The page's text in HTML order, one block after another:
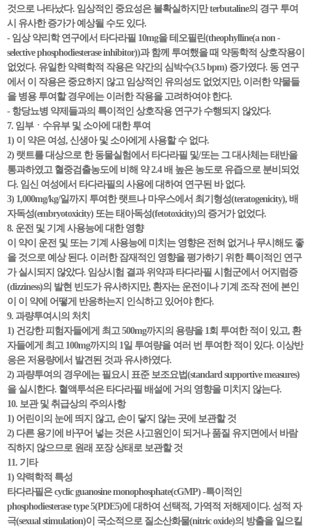
것으로 나타났다. 임상적인 중요성은 불확실하지만 terbutaline의 경구 투여
시 유사한 증가가 예상될 수도 있다.
- 임상 약리학 연구에서 타다라필 10mg을 테오필린(theophylline(a non -
selective phosphodiesterase inhibitor))과 함께 투여했을 때 약동학적 상호작용이
없었다. 유일한 약력학적 작용은 약간의 심박수(3.5 bpm) 증가였다. 동 연구
에서 이 작용은 중요하지 않고 임상적인 유의성도 없었지만, 이러한 약물들
을 병용 투여할 경우에는 이러한 작용을 고려하여야 한다.
- 항당뇨병 약제들과의 특이적인 상호작용 연구가 수행되지 않았다.
7. 임부ㆍ수유부 및 소아에 대한 투여
1) 이 약은 여성, 신생아 및 소아에게 사용할 수 없다.
2) 랫트를 대상으로 한 동물실험에서 타다라필 및/또는 그 대사체는 태반을
통과하였고 혈중검출농도에 비해 약 2.4 배 높은 농도로 유즙으로 분비되었
다. 임신 여성에서 타다라필의 사용에 대하여 연구된 바 없다.
3) 1,000mg/kg/일까지 투여한 랫트나 마우스에서 최기형성(teratogenicity), 배
자독성(embryotoxicity) 또는 태아독성(fetotoxicity)의 증거가 없었다.
8. 운전 및 기계 사용능에 대한 영향
이 약이 운전 및 또는 기계 사용능에 미치는 영향은 전혀 없거나 무시해도 좋
을 것으로 예상 된다. 이러한 잠재적인 영향을 평가하기 위한 특이적인 연구
가 실시되지 않았다. 임상시험 결과 위약과 타다라필 시험군에서 어지럼증
(dizziness)의 발현 빈도가 유사하지만, 환자는 운전이나 기계 조작 전에 본인
이 이 약에 어떻게 반응하는지 인식하고 있어야 한다.
9. 과량투여시의 처치
1) 건강한 피험자들에게 최고 500mg까지의 용량을 1회 투여한 적이 있고, 환
자들에게 최고 100mg까지의 1일 투여량을 여러 번 투여한 적이 있다. 이상반
응은 저용량에서 발견된 것과 유사하였다.
2) 과량투여의 경우에는 필요시 표준 보조요법(standard supportive measures)
을 실시한다. 혈액투석은 타다라필 배설에 거의 영향을 미치지 않는다.
10. 보관 및 취급상의 주의사항
1) 어린이의 눈에 띄지 않고, 손이 닿지 않는 곳에 보관할 것
2) 다른 용기에 바꾸어 넣는 것은 사고원인이 되거나 품질 유지면에서 바람
직하지 않으므로 원래 포장 상태로 보관할 것
11. 기타
1) 약력학적 특성
타다라필은 cyclic guanosine monophosphate(cGMP) -특이적인
phosphodiesterase type 5(PDE5)에 대하여 선택적, 가역적 저해제이다. 성적 자
극(sexual stimulation)이 국소적으로 질소산화물(nitric oxide)의 방출을 일으킬